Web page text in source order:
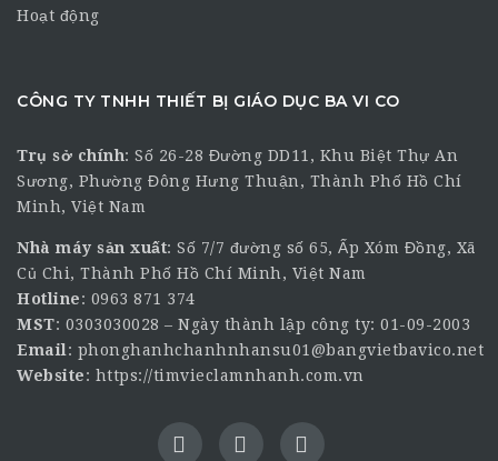
Hoạt động
CÔNG TY TNHH THIẾT BỊ GIÁO DỤC BA VI CO
Trụ sở chính: Số 26-28 Đường DD11, Khu Biệt Thự An
Sương, Phường Đông Hưng Thuận, Thành Phố Hồ Chí
Minh, Việt Nam
Nhà máy sản xuất: Số 7/7 đường số 65, Ấp Xóm Đồng, Xã
Củ Chi, Thành Phố Hồ Chí Minh, Việt Nam
Hotline: 0963 871 374
MST: 0303030028 – Ngày thành lập công ty: 01-09-2003
Email : phonghanhchanhnhansu01@bangvietbavico.net
Website: https://timvieclamnhanh.com.vn